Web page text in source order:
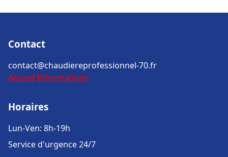
Contact
contact@chaudiereprofessionnel-70.fr
Accueil Informations
Horaires
Lun-Ven: 8h-19h
Service d'urgence 24/7